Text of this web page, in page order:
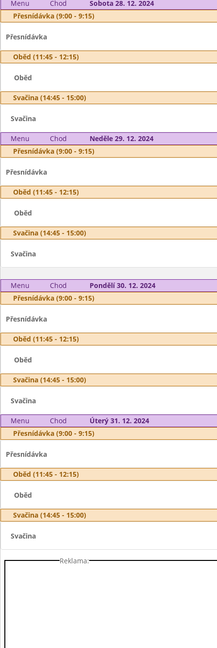
Menu Chod
Sobota 28. 12. 2024
Přesnídávka (9:00 - 9:15)
Přesnídávka
Oběd (11:45 - 12:15)
Oběd
Svačina (14:45 - 15:00)
Svačina
Menu Chod
Neděle 29. 12. 2024
Přesnídávka (9:00 - 9:15)
Přesnídávka
Oběd (11:45 - 12:15)
Oběd
Svačina (14:45 - 15:00)
Svačina
Menu Chod
Pondělí 30. 12. 2024
Přesnídávka (9:00 - 9:15)
Přesnídávka
Oběd (11:45 - 12:15)
Oběd
Svačina (14:45 - 15:00)
Svačina
Menu Chod
Úterý 31. 12. 2024
Přesnídávka (9:00 - 9:15)
Přesnídávka
Oběd (11:45 - 12:15)
Oběd
Svačina (14:45 - 15:00)
Svačina
Reklama: